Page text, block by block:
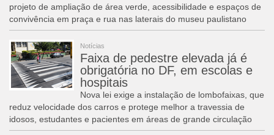
projeto de ampliação de área verde, acessibilidade e espaços de
convivência em praça e rua nas laterais do museu paulistano
Notícias
Faixa de pedestre elevada já é
obrigatória no DF, em escolas e
hospitais
Nova lei exige a instalação de lombofaixas, que
reduz velocidade dos carros e protege melhor a travessia de
idosos, estudantes e pacientes em áreas de grande circulação